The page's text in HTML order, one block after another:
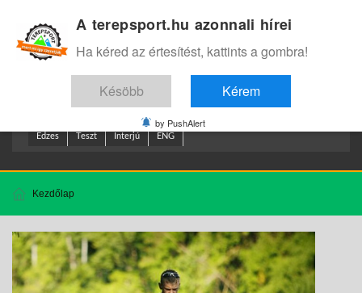
Edzes Teszt Interjú ENG
Kezdőlap
A terepsport.hu azonnali hírei
Ha kéred az értesítést, kattints a gombra!
Késöbb Kérem
by PushAlert